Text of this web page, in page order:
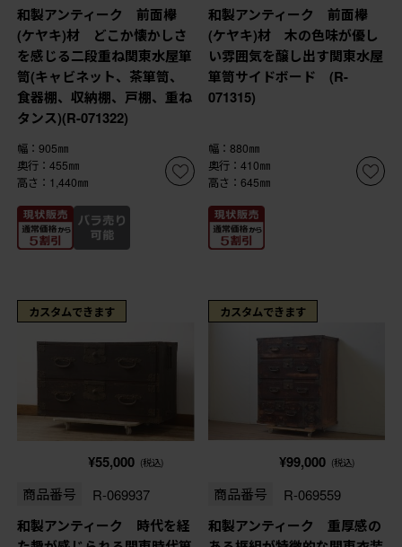
和製アンティーク 前面欅
(ケヤキ)材 どこか懐かしさ
を感じる二段重ね関東水屋箪
笥(キャビネット、茶箪笥、
食器棚、収納棚、戸棚、重ね
タンス)(R-071322)
幅：905㎜
奥行：455㎜
高さ：1,440㎜
和製アンティーク 前面欅
(ケヤキ)材 木の色味が優し
い雰囲気を醸し出す関東水屋
箪笥サイドボード (R-
071315)
幅：880㎜
奥行：410㎜
高さ：645㎜
カスタムできます
¥55,000 (税込)
商品番号 R-069937
和製アンティーク 時代を経
カスタムできます
¥99,000 (税込)
商品番号 R-069559
和製アンティーク 重厚感の